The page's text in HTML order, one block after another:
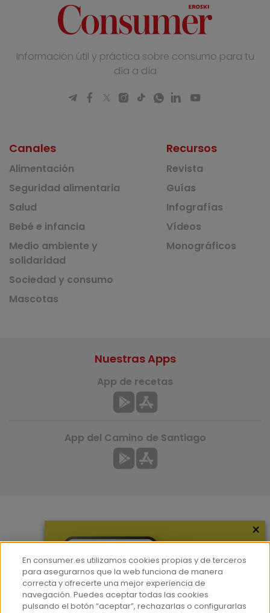
Información útil y práctica sobre consumo para tu
día a día
Canales
Alimentación
Seguridad alimentaria
Salud
Bebé e infancia
Medio ambiente y
solidaridad
Sociedad y consumo
Mascotas
Recursos
Revista
Guías
Infografías
Vídeos
Monográficos
Hemeroteca
Contacto
Prensa
Nuestras Apps
App de recetas
App del Camino de Santiago
×
En consumer.es utilizamos cookies propias y de terceros
para asegurarnos que la web funciona de manera
correcta y ofrecerte una mejor experiencia de
navegación. Puedes aceptar todas las cookies
pulsando el botón “aceptar”, rechazarlas o configurarlas